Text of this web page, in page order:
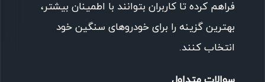
فراهم کرده تا کاربران بتوانند با اطمینان بیشتر،
بهترین گزینه را برای خودروهای سنگین خود
انتخاب کنند.